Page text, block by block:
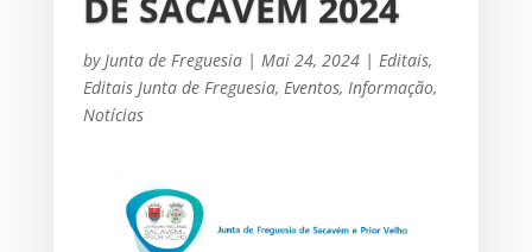
by Junta de Freguesia| Mai 24, 2024| Editais,
Editais Junta de Freguesia, Eventos, Informação,
Notícias